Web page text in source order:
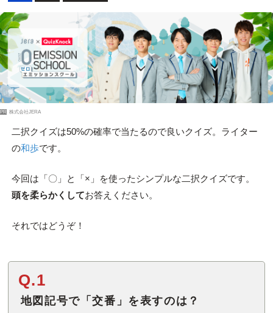
PR 株式会社JERA
二択クイズは50%の確率で当たるので良いクイズ。ライター
の和歩です。
今回は「〇」と「×」を使ったシンプルな二択クイズです。
頭を柔らかくしてお答えください。
それではどうぞ！
Q.1
地図記号で「交番」を表すのは？